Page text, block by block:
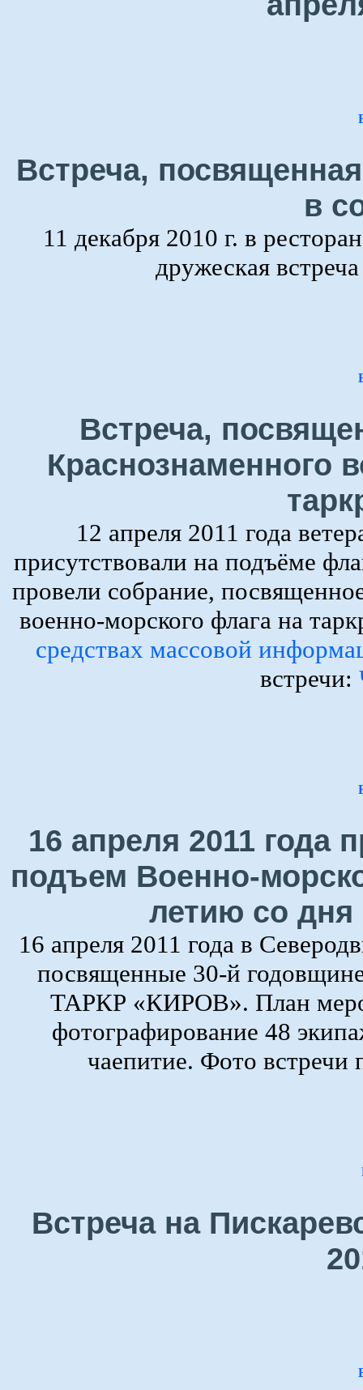
Встреча,
в
11 декабря 2010 г. в
дружеская
Встреча,
Краснознаменного
12 апреля 2011 года
присутствовали на подъёме
провели собрание,
военно-морского флага на
средствах массовой
встречи:
16 апреля 2011 года
подъем Военно-
летию со дня
16 апреля 2011 года в
посвященные 30-й
ТАРКР «КИРОВ». План
фотографирование 48
чаепитие. Фото
Встреча на